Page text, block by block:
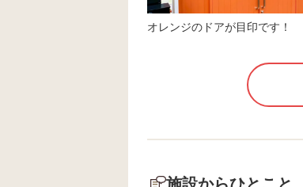
オレンジのドアが目印です！